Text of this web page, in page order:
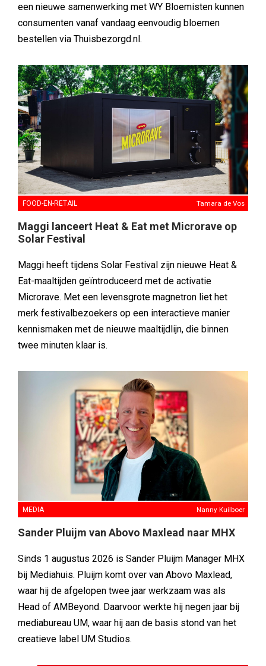
een nieuwe samenwerking met WY Bloemisten kunnen
consumenten vanaf vandaag eenvoudig bloemen
bestellen via Thuisbezorgd.nl.
FOOD-EN-RETAIL Tamara de Vos
Maggi lanceert Heat & Eat met Microrave op
Solar Festival
Maggi heeft tijdens Solar Festival zijn nieuwe Heat &
Eat-maaltijden geïntroduceerd met de activatie
Microrave. Met een levensgrote magnetron liet het
merk festivalbezoekers op een interactieve manier
kennismaken met de nieuwe maaltijdlijn, die binnen
twee minuten klaar is.
MEDIA Nanny Kuilboer
Sander Pluijm van Abovo Maxlead naar MHX
Sinds 1 augustus 2026 is Sander Pluijm Manager MHX
bij Mediahuis. Pluijm komt over van Abovo Maxlead,
waar hij de afgelopen twee jaar werkzaam was als
Head of AMBeyond. Daarvoor werkte hij negen jaar bij
mediabureau UM, waar hij aan de basis stond van het
creatieve label UM Studios.